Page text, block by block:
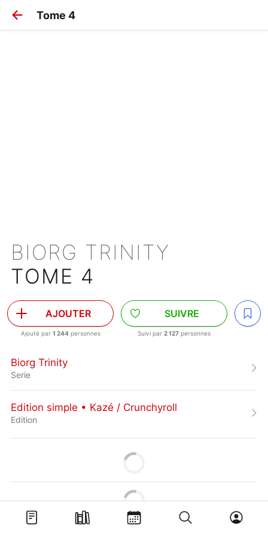
Tome 4
BIORG TRINITY
TOME 4
AJOUTER
Ajouté par 1 244personnes
SUIVRE
Suivi par 2 127 personnes
Biorg Trinity
Serie
Edition simple • Kazé / Crunchyroll
Edition